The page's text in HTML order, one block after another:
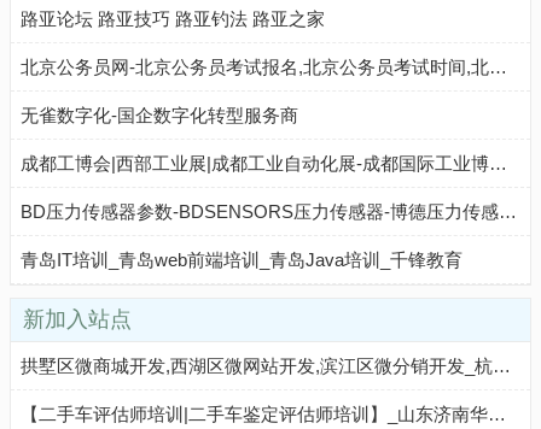
路亚论坛 路亚技巧 路亚钓法 路亚之家
北京公务员网-北京公务员考试报名,北京公务员考试时间,北京公务员考试科目,北京公务员考试真题,北京公务员考试职位表,北京公务员考试成绩查询
无雀数字化-国企数字化转型服务商
成都工博会|西部工业展|成都工业自动化展-成都国际工业博览会
BD压力传感器参数-BDSENSORS压力传感器-博德压力传感器参数官网
青岛IT培训_青岛web前端培训_青岛Java培训_千锋教育
新加入站点
拱墅区微商城开发,西湖区微网站开发,滨江区微分销开发_杭州有意思网络科技有限公司 - 八方资源网
【二手车评估师培训|二手车鉴定评估师培训】_山东济南华瑞源培训学校